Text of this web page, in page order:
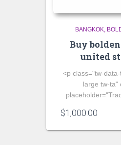
BANGKOK
Buy
united
<p class="tw-
large tw-ta"
$1,000.00